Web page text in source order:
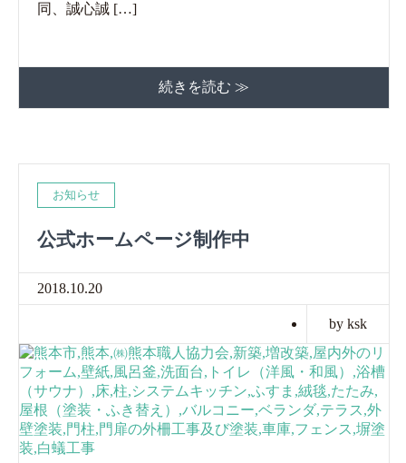
同、誠心誠 […]
続きを読む ≫
お知らせ
公式ホームページ制作中
2018.10.20
by ksk